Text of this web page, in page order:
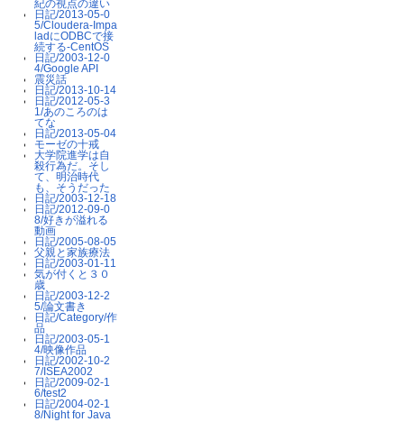
紀の視点の違い
日記/2013-05-0
5/Cloudera-Impa
ladにODBCで接
続する-CentOS
日記/2003-12-0
4/Google API
震災話
日記/2013-10-14
日記/2012-05-3
1/あのころのは
てな
日記/2013-05-04
モーゼの十戒
大学院進学は自
殺行為だ。そし
て、明治時代
も、そうだった
日記/2003-12-18
日記/2012-09-0
8/好きが溢れる
動画
日記/2005-08-05
父親と家族療法
日記/2003-01-11
気が付くと３０
歳
日記/2003-12-2
5/論文書き
日記/Category/作
品
日記/2003-05-1
4/映像作品
日記/2002-10-2
7/ISEA2002
日記/2009-02-1
6/test2
日記/2004-02-1
8/Night for Java